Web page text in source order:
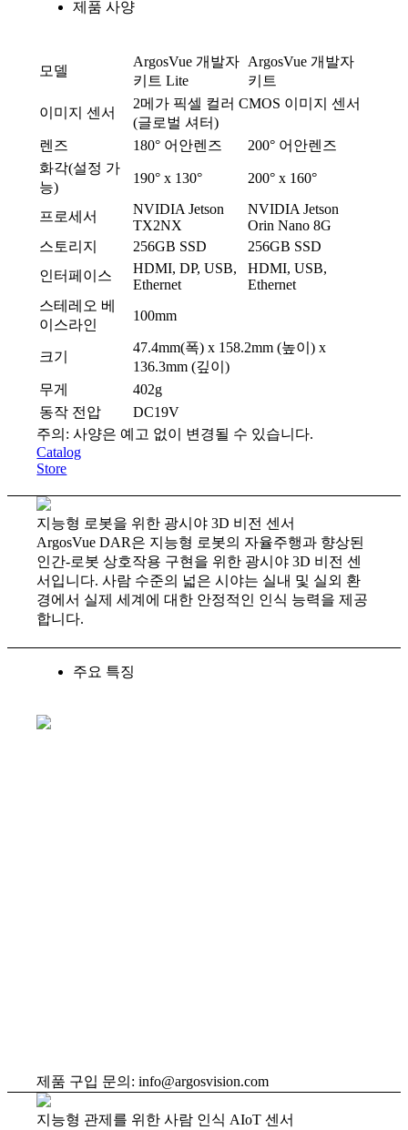
제품 사양
모델
ArgosVue 개발자
키트 Lite
ArgosVue 개발자
키트
이미지 센서
2메가 픽셀 컬러 CMOS 이미지 센서
(글로벌 셔터)
렌즈
180° 어안렌즈
200° 어안렌즈
화각(설정 가
능)
190° x 130° 200° x 160°
프로세서
NVIDIA Jetson
TX2NX
NVIDIA Jetson
Orin Nano 8G
스토리지
256GB SSD
256GB SSD
인터페이스
HDMI, DP, USB,
Ethernet
HDMI, USB,
Ethernet
스테레오 베
이스라인
100mm
크기
47.4mm(폭) x 158.2mm (높이) x
136.3mm (깊이)
무게
402g
동작 전압
DC19V
주의: 사양은 예고 없이 변경될 수 있습니다.
Catalog
Store
지능형 로봇을 위한 광시야 3D 비전 센서
ArgosVue DAR은 지능형 로봇의 자율주행과 향상된
인간-로봇 상호작용 구현을 위한 광시야 3D 비전 센
서입니다. 사람 수준의 넓은 시야는 실내 및 실외 환
경에서 실제 세계에 대한 안정적인 인식 능력을 제공
합니다.
주요 특징
제품 구입 문의: info@argosvision.com
지능형 관제를 위한 사람 인식 AIoT 센서